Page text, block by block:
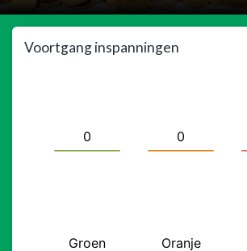
Voortgang inspanningen